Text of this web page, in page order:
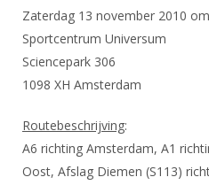
Handleiding
Historie
Commissies
Ereleden
Leden van Verdiensten
Vacatures
Bondsbureau
Inschrijven
Reglementen
Materiaal
Rolstoelschermen
SBT
Internationale Titeltoernooien
Internationale aanmeldingen
Voor coaches en leraren
Nieuws
Nationale opleidingen
Internationale opleidingen
Opleidingen
Zaterdag 13 november 2010
Sportcentrum Universum
Sciencepark 306
1098 XH Amsterdam
Routebeschrijving:
A6 richting Amsterdam, A1
Oost, Afslag Diemen (S113)